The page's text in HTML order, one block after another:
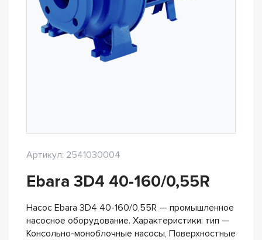
Артикул: 2541030004
Ebara 3D4 40-160/0,55R
Насос Ebara 3D4 40-160/0,55R — промышленное
насосное оборудование. Характеристики: тип —
Консольно-моноблочные насосы, Поверхностные